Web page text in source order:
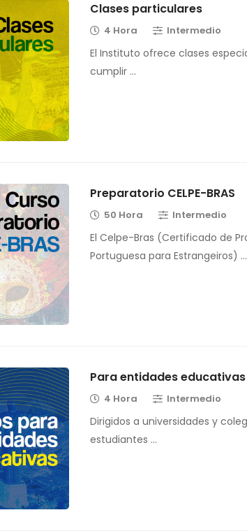
Clases particulares
4 Hora Intermedio
El Instituto ofrece clases
cumplir …
Preparatorio CELPE-BRAS
50 Hora Intermedio
El Celpe-Bras (Certificado de
Portuguesa para Estrangeiros) …
Para entidades educativas
4 Hora Intermedio
Dirigidos a universidades y
estudiantes …